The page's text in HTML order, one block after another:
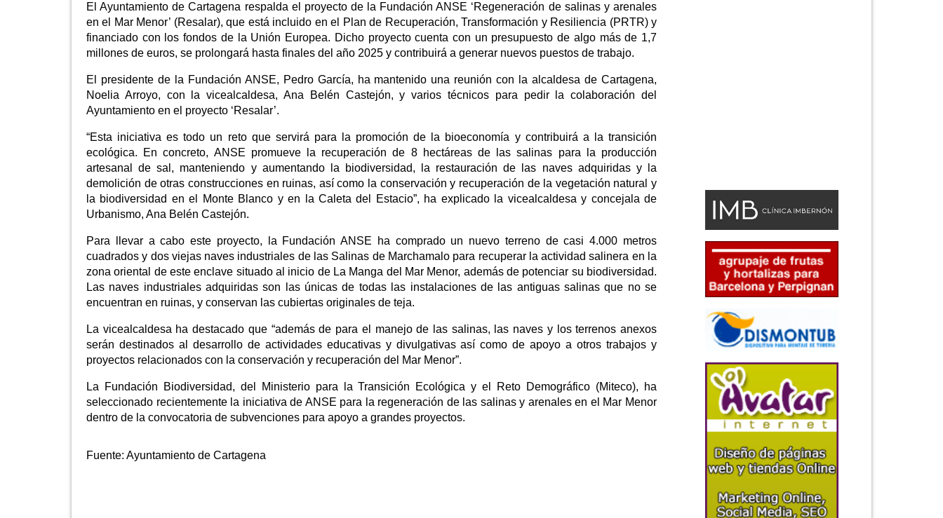
El Ayuntamiento de Cartagena respalda el proyecto de la Fundación ANSE ‘Regeneración de salinas y arenales
en el Mar Menor’ (Resalar), que está incluido en el Plan de Recuperación, Transformación y Resiliencia (PRTR) y
financiado con los fondos de la Unión Europea. Dicho proyecto cuenta con un presupuesto de algo más de 1,7
millones de euros, se prolongará hasta finales del año 2025 y contribuirá a generar nuevos puestos de trabajo.
El presidente de la Fundación ANSE, Pedro García, ha mantenido una reunión con la alcaldesa de Cartagena,
Noelia Arroyo, con la vicealcaldesa, Ana Belén Castejón, y varios técnicos para pedir la colaboración del
Ayuntamiento en el proyecto ‘Resalar’.
“Esta iniciativa es todo un reto que servirá para la promoción de la bioeconomía y contribuirá a la transición
ecológica. En concreto, ANSE promueve la recuperación de 8 hectáreas de las salinas para la producción
artesanal de sal, manteniendo y aumentando la biodiversidad, la restauración de las naves adquiridas y la
demolición de otras construcciones en ruinas, así como la conservación y recuperación de la vegetación natural y
la biodiversidad en el Monte Blanco y en la Caleta del Estacio”, ha explicado la vicealcaldesa y concejala de
Urbanismo, Ana Belén Castejón.
Para llevar a cabo este proyecto, la Fundación ANSE ha comprado un nuevo terreno de casi 4.000 metros
cuadrados y dos viejas naves industriales de las Salinas de Marchamalo para recuperar la actividad salinera en la
zona oriental de este enclave situado al inicio de La Manga del Mar Menor, además de potenciar su biodiversidad.
Las naves industriales adquiridas son las únicas de todas las instalaciones de las antiguas salinas que no se
encuentran en ruinas, y conservan las cubiertas originales de teja.
La vicealcaldesa ha destacado que “además de para el manejo de las salinas, las naves y los terrenos anexos
serán destinados al desarrollo de actividades educativas y divulgativas así como de apoyo a otros trabajos y
proyectos relacionados con la conservación y recuperación del Mar Menor”.
La Fundación Biodiversidad, del Ministerio para la Transición Ecológica y el Reto Demográfico (Miteco), ha
seleccionado recientemente la iniciativa de ANSE para la regeneración de las salinas y arenales en el Mar Menor
dentro de la convocatoria de subvenciones para apoyo a grandes proyectos.
Fuente: Ayuntamiento de Cartagena